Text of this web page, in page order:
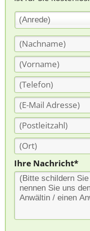
(Anrede)
Ihre Nachricht*